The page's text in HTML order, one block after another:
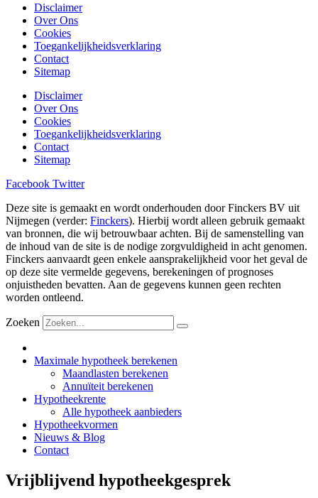
Disclaimer
Over Ons
Cookies
Toegankelijkheidsverklaring
Contact
Sitemap
Disclaimer
Over Ons
Cookies
Toegankelijkheidsverklaring
Contact
Sitemap
Facebook Twitter
Deze site is gemaakt en wordt onderhouden door Finckers BV uit
Nijmegen (verder: Finckers). Hierbij wordt alleen gebruik gemaakt
van bronnen, die wij betrouwbaar achten. Bij de samenstelling van
de inhoud van de site is de nodige zorgvuldigheid in acht genomen.
Finckers aanvaardt geen enkele aansprakelijkheid voor het geval de
op deze site vermelde gegevens, berekeningen of prognoses
onjuistheden bevatten. Aan de gegevens kunnen geen rechten
worden ontleend.
Zoeken
Maximale hypotheek berekenen
Maandlasten berekenen
Annuïteit berekenen
Hypotheekrente
Alle hypotheek aanbieders
Hypotheekvormen
Nieuws & Blog
Contact
Vrijblijvend hypotheekgesprek